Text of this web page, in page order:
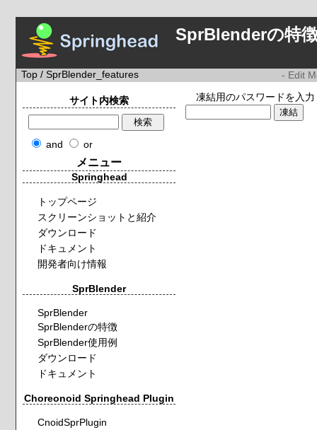
SprBlenderの特
Top / SprBlender_features
- Edit
凍結用のパスワードを入
サイト内検索
and or
メニュー
Springhead
トップページ
スクリーンショットと紹介
ダウンロード
ドキュメント
開発者向け情報
SprBlender
SprBlender
SprBlenderの特徴
SprBlender使用例
ダウンロード
ドキュメント
Choreonoid Springhead Plugin
CnoidSprPlugin